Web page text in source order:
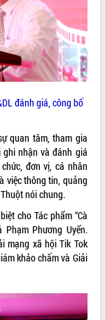
đánh giá, công bố
quan tâm, tham gia
ghi nhận và đánh giá
đơn vị, cá nhân
việc thông tin, quảng
nói chung.
cho Tác phẩm “Cà
Phương Uyển.
mạng xã hội Tik Tok
khảo chấm và Giải